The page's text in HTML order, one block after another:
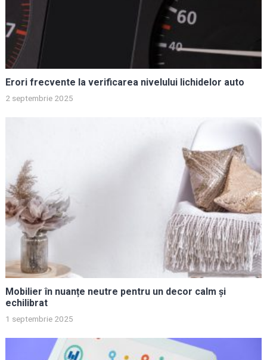
Erori frecvente la verificarea nivelului lichidelor auto
2 septembrie 2025
Mobilier în nuanțe neutre pentru un decor calm și
echilibrat
1 septembrie 2025